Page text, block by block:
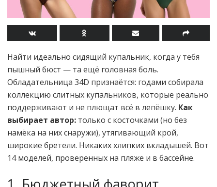
Найти идеально сидящий купальник, когда у тебя
пышный бюст — та ещё головная боль.
Обладательница 34D признаётся: годами собирала
коллекцию слитных купальников, которые реально
поддерживают и не плющат всё в лепёшку. Как
выбирает автор: только с косточками (но без
намёка на них снаружи), утягивающий крой,
широкие бретели. Никаких хлипких вкладышей. Вот
14 моделей, проверенных на пляже и в бассейне.